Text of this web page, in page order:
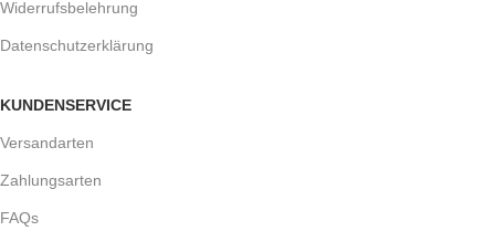
Widerrufsbelehrung
Datenschutzerklärung
KUNDENSERVICE
Versandarten
Zahlungsarten
FAQs